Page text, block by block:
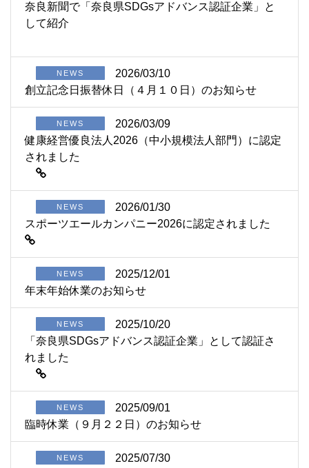
奈良新聞で「奈良県SDGsアドバンス認証企業」と
して紹介
NEWS
2026/03/10
創立記念日振替休日（４月１０日）のお知らせ
NEWS
2026/03/09
健康経営優良法人2026（中小規模法人部門）に認定
されました
NEWS
2026/01/30
スポーツエールカンパニー2026に認定されました
NEWS
2025/12/01
年末年始休業のお知らせ
NEWS
2025/10/20
「奈良県SDGsアドバンス認証企業」として認証さ
れました
NEWS
2025/09/01
臨時休業（９月２２日）のお知らせ
NEWS
2025/07/30